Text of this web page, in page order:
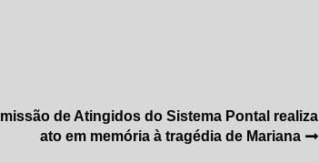
de Atingidos do Sistema Pontal realiza
ato em memória à tragédia de Mariana